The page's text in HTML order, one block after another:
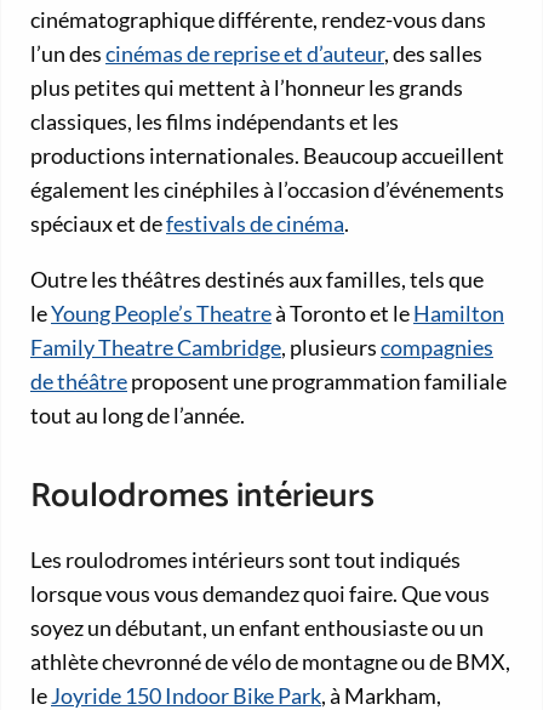
cinématographique différente, rendez-vous dans
l’un descinémas de reprise et d’auteur, des salles
plus petites qui mettent à l’honneur les grands
classiques, les films indépendants et les
productions internationales. Beaucoup accueillent
également les cinéphiles à l’occasion d’événements
spéciaux et defestivals de cinéma.
Outre les théâtres destinés aux familles, tels que
leYoung People’s Theatreà Toronto et leHamilton
Family Theatre Cambridge, plusieurscompagnies
de théâtreproposent une programmation familiale
tout au long de l’année.
Roulodromes intérieurs
Les roulodromes intérieurs sont tout indiqués
lorsque vous vous demandez quoi faire. Que vous
soyez un débutant, un enfant enthousiaste ou un
athlète chevronné de vélo de montagne ou de BMX,
leJoyride 150 Indoor Bike Park, à Markham,